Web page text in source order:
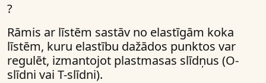
?
Rāmis ar līstēm sastāv no elastīgām koka
līstēm, kuru elastību dažādos punktos var
regulēt, izmantojot plastmasas slīdņus (O-
slīdni vai T-slīdni).